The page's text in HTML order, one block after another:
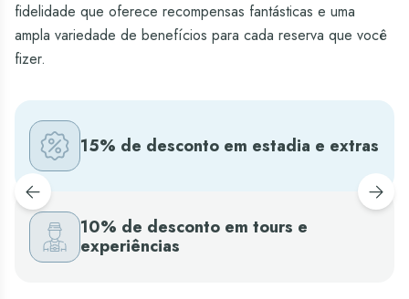
fidelidade que oferece recompensas fantásticas e uma
ampla variedade de benefícios para cada reserva que você
fizer.
15% de desconto em estadia e extras
10% de desconto em tours e
experiências